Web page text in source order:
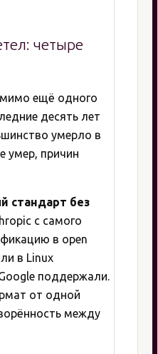
четыре
ещё одного
десять лет
умерло в
умер, причин
стандарт без
с самого
в open
в Linux
поддержали.
от одной
между